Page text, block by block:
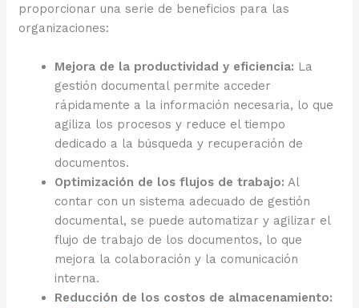
proporcionar una serie de beneficios para las
organizaciones:
Mejora de la productividad y eficiencia: La
gestión documental permite acceder
rápidamente a la información necesaria, lo que
agiliza los procesos y reduce el tiempo
dedicado a la búsqueda y recuperación de
documentos.
Optimización de los flujos de trabajo: Al
contar con un sistema adecuado de gestión
documental, se puede automatizar y agilizar el
flujo de trabajo de los documentos, lo que
mejora la colaboración y la comunicación
interna.
Reducción de los costos de almacenamiento: